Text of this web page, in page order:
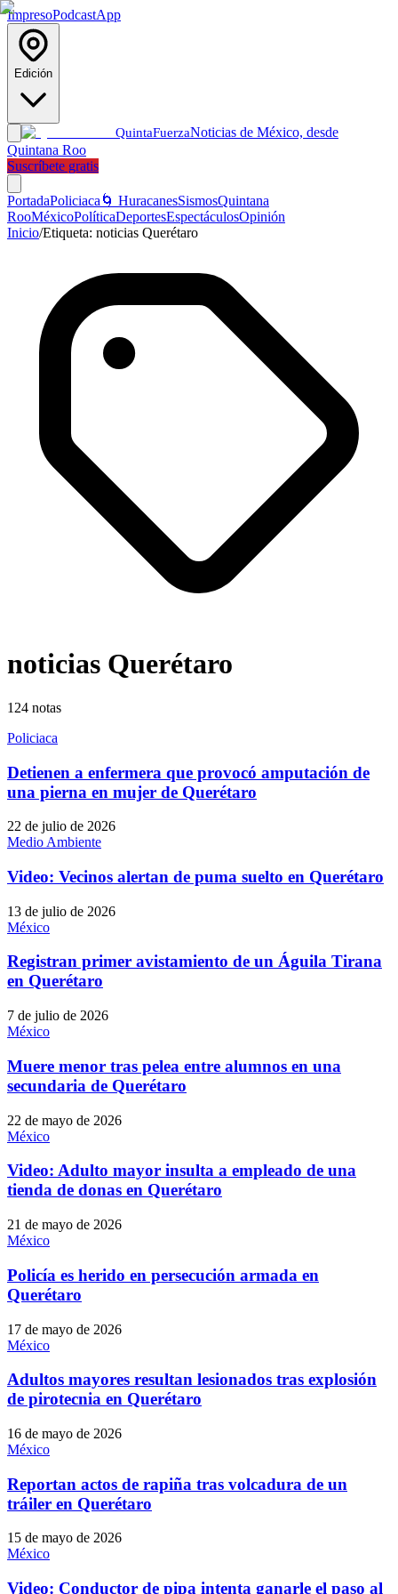
ImpresoPodcastApp
Edición
QuintaFuerzaNoticias de México, desde
Quintana Roo
Suscríbete gratis
PortadaPoliciaca 🌀 HuracanesSismosQuintana
RooMéxicoPolíticaDeportesEspectáculosOpinión
Inicio/Etiqueta: noticias Querétaro
noticias Querétaro
124 notas
Policiaca
Detienen a enfermera que provocó amputación de
una pierna en mujer de Querétaro
22 de julio de 2026
Medio Ambiente
Video: Vecinos alertan de puma suelto en Querétaro
13 de julio de 2026
México
Registran primer avistamiento de un Águila Tirana
en Querétaro
7 de julio de 2026
México
Muere menor tras pelea entre alumnos en una
secundaria de Querétaro
22 de mayo de 2026
México
Video: Adulto mayor insulta a empleado de una
tienda de donas en Querétaro
21 de mayo de 2026
México
Policía es herido en persecución armada en
Querétaro
17 de mayo de 2026
México
Adultos mayores resultan lesionados tras explosión
de pirotecnia en Querétaro
16 de mayo de 2026
México
Reportan actos de rapiña tras volcadura de un
tráiler en Querétaro
15 de mayo de 2026
México
Video: Conductor de pipa intenta ganarle el paso al